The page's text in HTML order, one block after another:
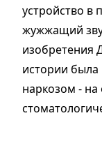
устройство в
жужжащий
изобретения
истории
наркозом -